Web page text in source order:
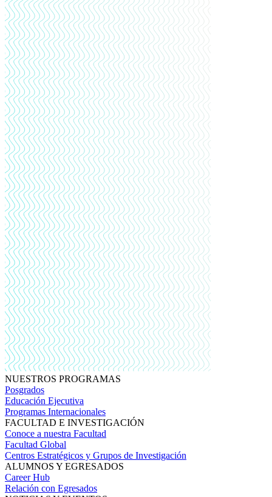
NUESTROS PROGRAMAS
Posgrados
Educación Ejecutiva
Programas Internacionales
FACULTAD E INVESTIGACIÓN
Conoce a nuestra Facultad
Facultad Global
Centros Estratégicos y Grupos de Investigación
ALUMNOS Y EGRESADOS
Career Hub
Relación con Egresados